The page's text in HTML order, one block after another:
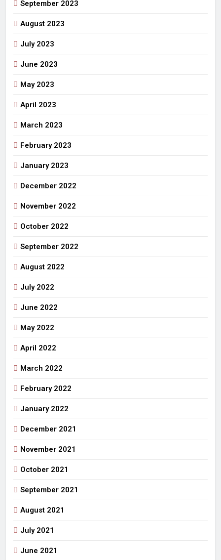
September 2023
August 2023
July 2023
June 2023
May 2023
April 2023
March 2023
February 2023
January 2023
December 2022
November 2022
October 2022
September 2022
August 2022
July 2022
June 2022
May 2022
April 2022
March 2022
February 2022
January 2022
December 2021
November 2021
October 2021
September 2021
August 2021
July 2021
June 2021